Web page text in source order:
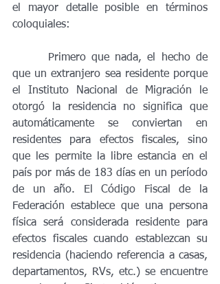
el mayor detalle posible en términos
coloquiales:
que un extranjero sea residente porque
el Instituto Nacional de Migración le
otorgó la residencia no significa que
automáticamente se conviertan en
residentes para efectos fiscales, sino
que les permite la libre estancia en el
país por más de 183 días en un período
de un año. El Código Fiscal de la
Federación establece que una persona
física será considerada residente para
efectos fiscales cuando establezcan su
residencia (haciendo referencia a casas,
departamentos, RVs, etc.) se encuentre